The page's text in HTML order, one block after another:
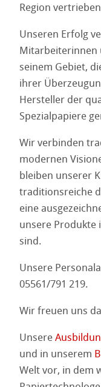
Matt FineArt
Glossy FineArt
Canvas FineArt
ICC Profile
Download
FAQ
Tipps zur
Archiv
Hahnemühle
Certified Studios
Kontakt
FineArt Album
FineArt Inkjet
QT Albums x
Schutz &
Klassische
Studio & Decor
My Art Registry
The Collection
The Collection -
The Collection -
The Collection -
Natural Line
Aquarell
Watercolour
Echt-Bütten
Harmony &
Skizzenbücher
Pastell
Grafik &
Klassische
Kalender 2025
Kalender 2024
Region
Unseren Erfolg
Mitarbeiterinnen
seinem Gebiet,
ihrer
Hersteller der
Spezialpapiere
Wir verbinden
modernen
bleiben unserer
traditionsreiche
eine
unsere Produkte
sind.
Unsere
05561/791 219.
Wir freuen uns
Unsere
und in unserem
Welt vor, in dem